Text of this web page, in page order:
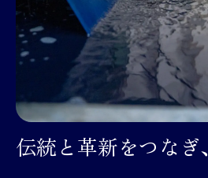
伝統と革新をつなぎ、